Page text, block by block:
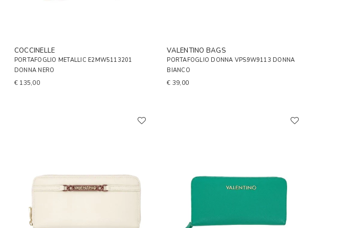
COCCINELLE
PORTAFOGLIO METALLIC E2MW5113201
DONNA NERO
€ 135,00
VALENTINO BAGS
PORTAFOGLIO DONNA VPS9W9113 DONNA
BIANCO
€ 39,00